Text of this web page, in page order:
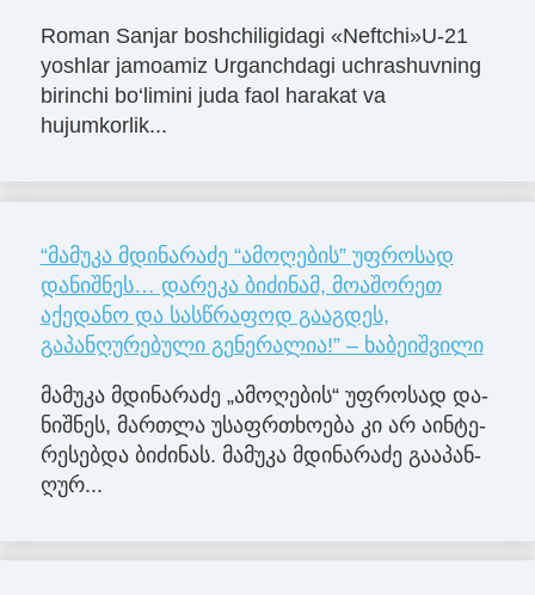
Roman Sanjar boshchiligidagi «Neftchi»U-21
yoshlar jamoamiz Urganchdagi uchrashuvning
birinchi bo‘limini juda faol harakat va
hujumkorlik...
“მამუკა მდინარაძე “ამოღების” უფროსად
დანიშნეს… დარეკა ბიძინამ, მოაშორეთ
აქედანო და სასწრაფოდ გააგდეს,
გაპანღურებული გენერალია!” – ხაბეიშვილი
მა­მუ­კა მდი­ნა­რა­ძე „ამო­ღე­ბის“ უფ­რო­სად და­
ნიშ­ნეს, მარ­თლა უსაფრ­თხო­ე­ბა კი არ აინ­ტე­
რე­სებ­და ბი­ძი­ნას. მა­მუ­კა მდი­ნა­რა­ძე გა­ა­პან­
ღუ­რ...